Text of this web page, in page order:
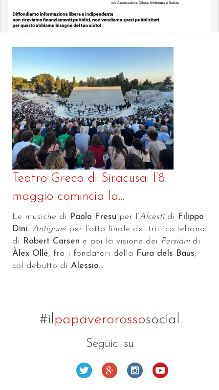
Teatro Greco di Siracusa: l’8
maggio comincia la...
Le musiche di Paolo Fresu per l’Alcestidi Filippo
Dini, Antigone per l’atto finale del trittico tebano
di Robert Carsen e poi la visione dei Persianidi
Àlex Ollé, fra i fondatori della Fura dels Baus,
col debutto di Alessio...
#ilpapaverorossosocial
Seguici su